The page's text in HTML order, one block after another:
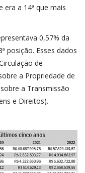
a 14ª que mais
0,57% da
posição. Esses dados
de
a Propriedade de
a Transmissão
e Direitos).